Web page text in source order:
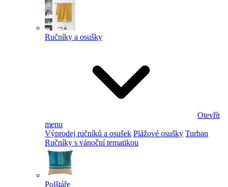
Ručníky a osušky
Otevřít
menu
Výprodej ručníků a osušek Plážové osušky Turban
Ručníky s vánoční tematikou
Polštáře